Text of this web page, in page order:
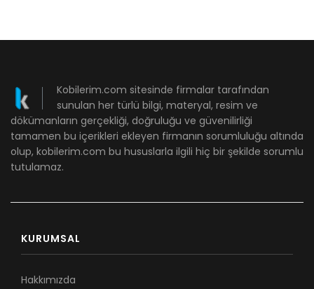
Kobilerim.com sitesinde firmalar tarafından
sunulan her türlü bilgi, materyal, resim ve
dökümanların gerçekliği, doğruluğu ve güvenilirliği
tamamen bu içerikleri ekleyen firmanın sorumluluğu altında
olup, kobilerim.com bu hususlarla ilgili hiç bir şekilde sorumlu
tutulamaz.
KURUMSAL
Hakkımızda